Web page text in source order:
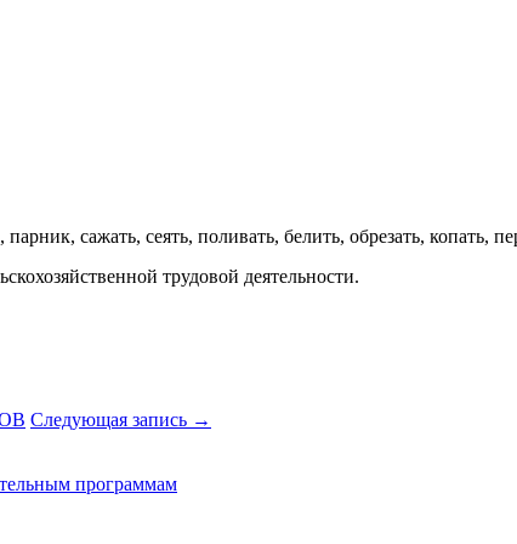
сажать, сеять, поливать, белить, обрезать, копать,
трудовой деятельности.
Следующая запись →
программам